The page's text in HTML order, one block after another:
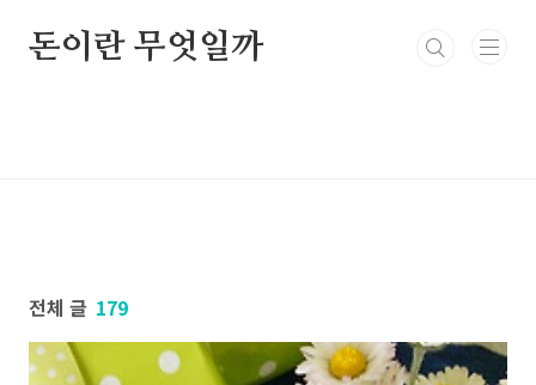
돈이란 무엇일까
전체 글 179